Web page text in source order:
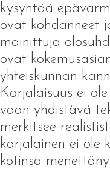
kysyntää
ovat kohdanneet
mainittuja
ovat
yhteiskunnan
Karjalaisuus ei
vaan yhdistävä
merkitsee
karjalainen ei ole
kotinsa